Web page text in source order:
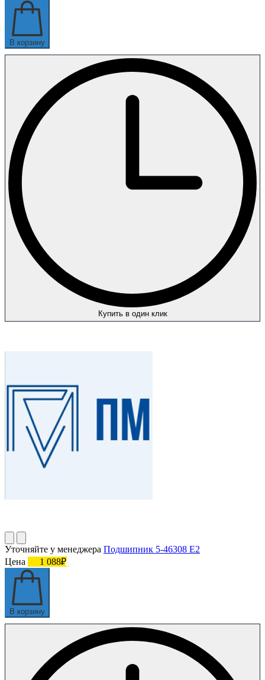
В корзину
Купить в один клик
Уточняйте у менеджера Подшипник 5-46308 Е2
Цена
1 088₽
В корзину